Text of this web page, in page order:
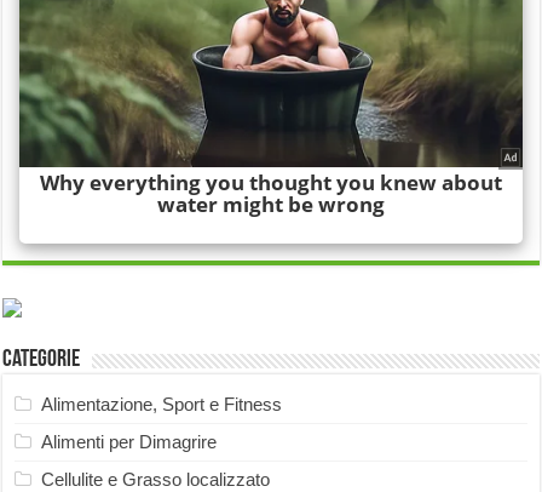
Categorie
Alimentazione, Sport e Fitness
Alimenti per Dimagrire
Cellulite e Grasso localizzato